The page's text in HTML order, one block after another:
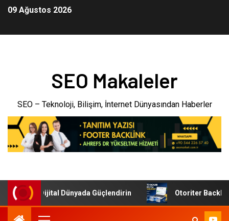
09 Ağustos 2026
SEO Makaleler
SEO – Teknoloji, Bilişim, İnternet Dünyasından Haberler
Dijital Dünyada Güçlendirin Otoriter Backlink ile